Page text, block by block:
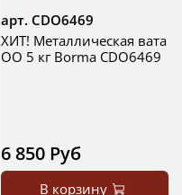
арт. CDO6469
ХИТ! Металлическая вата
ОО 5 кг Borma CDO6469
6 850 Руб
В корзину